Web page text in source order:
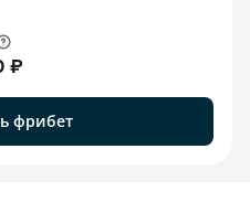
₽
фрибет